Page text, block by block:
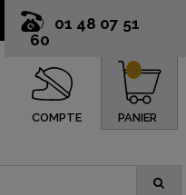
01 48 07 51
60
COMPTE PANIER
0